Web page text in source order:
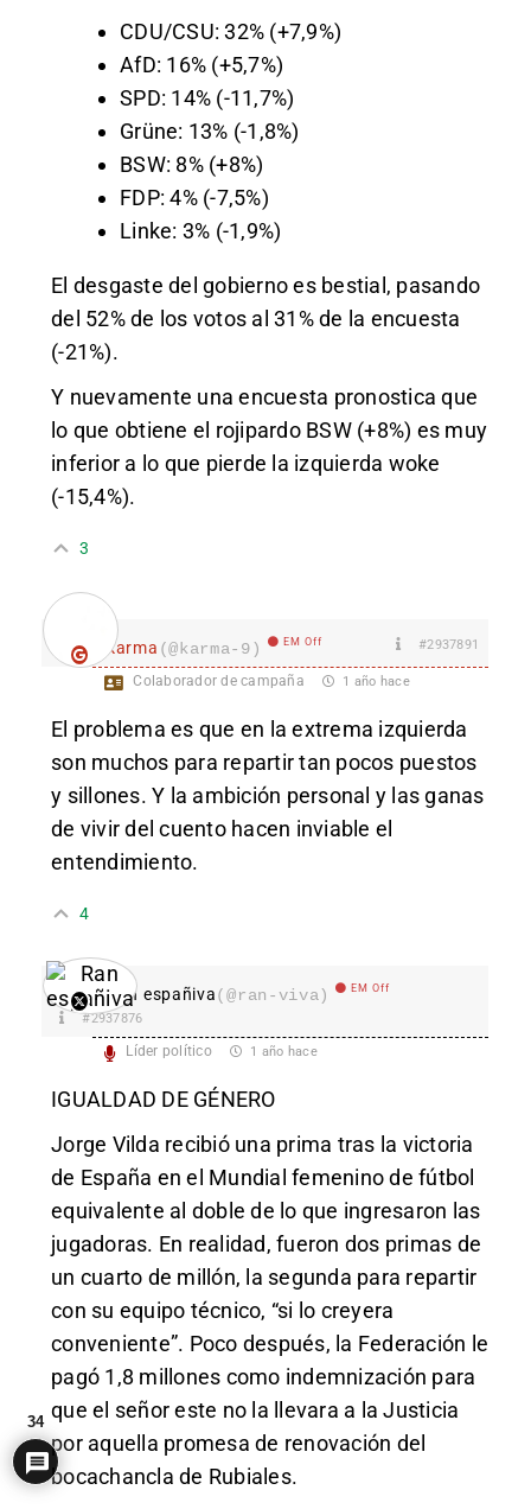
CDU/CSU: 32% (+7,9%)
AfD: 16% (+5,7%)
SPD: 14% (-11,7%)
Grüne: 13% (-1,8%)
BSW: 8% (+8%)
FDP: 4% (-7,5%)
Linke: 3% (-1,9%)
El desgaste del gobierno es bestial, pasando
del 52% de los votos al 31% de la encuesta
(-21%).
Y nuevamente una encuesta pronostica que
lo que obtiene el rojipardo BSW (+8%) es muy
inferior a lo que pierde la izquierda woke
(-15,4%).
3
karma (@karma-9) EM Off #2937891
Colaborador de campaña 1 año hace
El problema es que en la extrema izquierda
son muchos para repartir tan pocos puestos
y sillones. Y la ambición personal y las ganas
de vivir del cuento hacen inviable el
entendimiento.
4
Ran españiva(@ran-viva) EM Off
#2937876
Líder político 1 año hace
IGUALDAD DE GÉNERO
Jorge Vilda recibió una prima tras la victoria
de España en el Mundial femenino de fútbol
equivalente al doble de lo que ingresaron las
jugadoras. En realidad, fueron dos primas de
un cuarto de millón, la segunda para repartir
con su equipo técnico, “si lo creyera
conveniente”. Poco después, la Federación le
pagó 1,8 millones como indemnización para
que el señor este no la llevara a la Justicia
por aquella promesa de renovación del
bocachancla de Rubiales.
34